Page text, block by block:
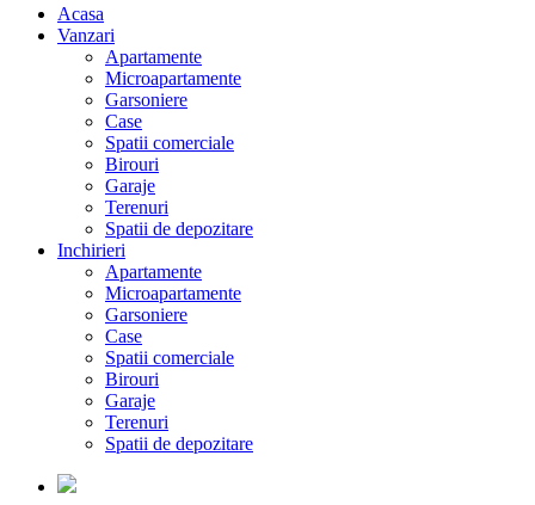
Acasa
Vanzari
Apartamente
Microapartamente
Garsoniere
Case
Spatii comerciale
Birouri
Garaje
Terenuri
Spatii de depozitare
Inchirieri
Apartamente
Microapartamente
Garsoniere
Case
Spatii comerciale
Birouri
Garaje
Terenuri
Spatii de depozitare